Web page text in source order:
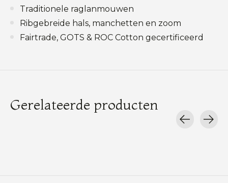
Traditionele raglanmouwen
Ribgebreide hals, manchetten en zoom
Fairtrade, GOTS & ROC Cotton gecertificeerd
Gerelateerde producten